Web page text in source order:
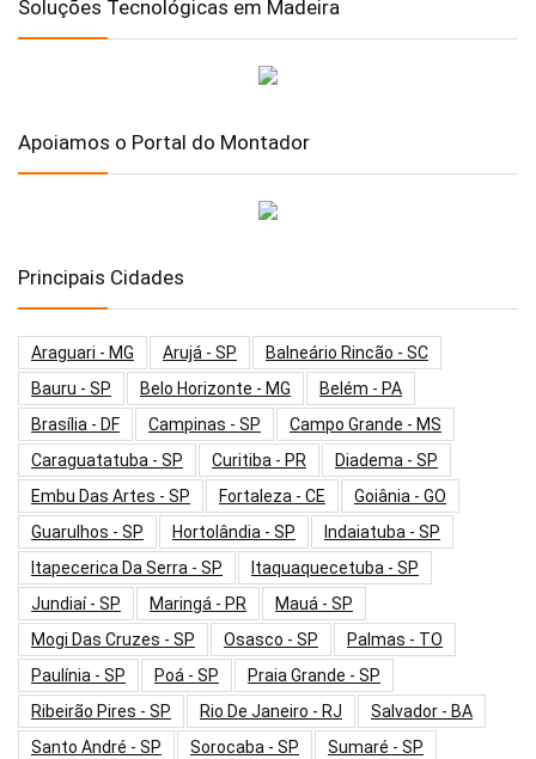
Soluções Tecnológicas em Madeira
Apoiamos o Portal do Montador
Principais Cidades
Araguari - MG Arujá - SP
Balneário Rincão - SC
Bauru - SP
Belo Horizonte - MG
Belém - PA
Brasília - DF
Campinas - SP
Campo Grande - MS
Caraguatatuba - SP
Curitiba - PR
Diadema - SP
Embu Das Artes - SP
Fortaleza - CE
Goiânia - GO
Guarulhos - SP
Hortolândia - SP
Indaiatuba - SP
Itapecerica Da Serra - SP
Itaquaquecetuba - SP
Jundiaí - SP
Maringá - PR
Mauá - SP
Mogi Das Cruzes - SP
Osasco - SP
Palmas - TO
Paulínia - SP
Poá - SP
Praia Grande - SP
Ribeirão Pires - SP
Rio De Janeiro - RJ
Salvador - BA
Santo André - SP
Sorocaba - SP
Sumaré - SP